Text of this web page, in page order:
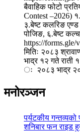
बैवाहिक फोटो
Contest –2026)
३.बेष्ट कलरिङ एण्ड
पोजिङ, ६.बेष्ट
https://forms.gle/
मितिः २०८३
भाद्र १२ गते राती
ः २०८३ भाद्र २०
मनोरञ्जन
पर्यटकीय
शनिबार फन राइड